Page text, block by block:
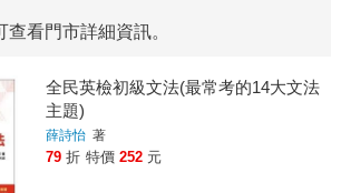
看門市詳細資訊。
全民英檢初級文法(最常考的14大文法
主題)
薛詩怡 著
79 折 特價 252 元